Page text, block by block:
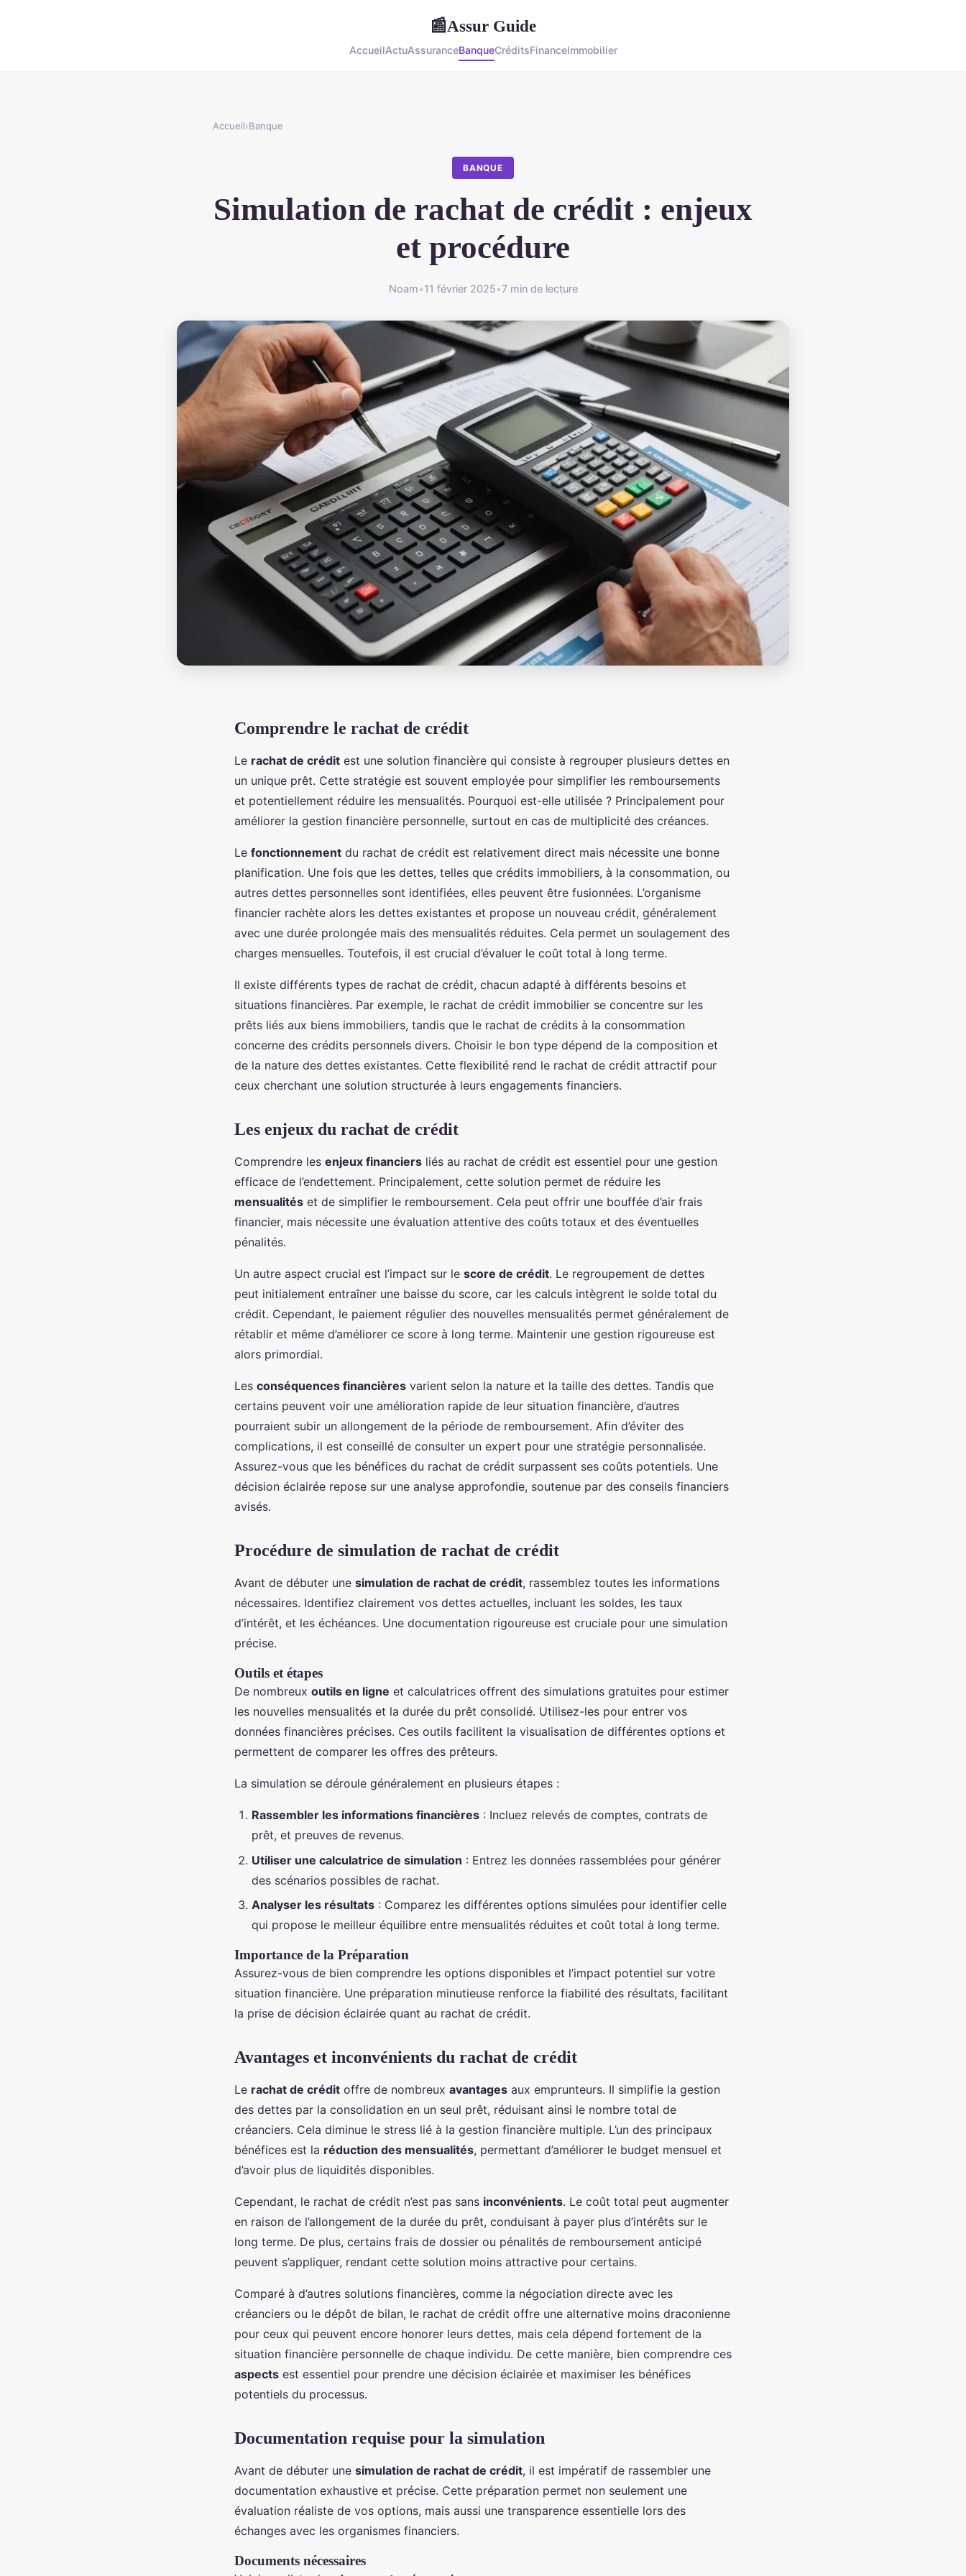
📰Assur Guide
AccueilActuAssuranceBanqueCréditsFinanceImmobilier
Accueil›Banque
BANQUE
Simulation de rachat de crédit : enjeux
et procédure
Noam•11 février 2025•7 min de lecture
Comprendre le rachat de crédit
Le rachat de crédit est une solution financière qui consiste à regrouper plusieurs dettes en
un unique prêt. Cette stratégie est souvent employée pour simplifier les remboursements
et potentiellement réduire les mensualités. Pourquoi est-elle utilisée ? Principalement pour
améliorer la gestion financière personnelle, surtout en cas de multiplicité des créances.
Le fonctionnement du rachat de crédit est relativement direct mais nécessite une bonne
planification. Une fois que les dettes, telles que crédits immobiliers, à la consommation, ou
autres dettes personnelles sont identifiées, elles peuvent être fusionnées. L’organisme
financier rachète alors les dettes existantes et propose un nouveau crédit, généralement
avec une durée prolongée mais des mensualités réduites. Cela permet un soulagement des
charges mensuelles. Toutefois, il est crucial d’évaluer le coût total à long terme.
Il existe différents types de rachat de crédit, chacun adapté à différents besoins et
situations financières. Par exemple, le rachat de crédit immobilier se concentre sur les
prêts liés aux biens immobiliers, tandis que le rachat de crédits à la consommation
concerne des crédits personnels divers. Choisir le bon type dépend de la composition et
de la nature des dettes existantes. Cette flexibilité rend le rachat de crédit attractif pour
ceux cherchant une solution structurée à leurs engagements financiers.
Les enjeux du rachat de crédit
Comprendre les enjeux financiers liés au rachat de crédit est essentiel pour une gestion
efficace de l’endettement. Principalement, cette solution permet de réduire les
mensualités et de simplifier le remboursement. Cela peut offrir une bouffée d’air frais
financier, mais nécessite une évaluation attentive des coûts totaux et des éventuelles
pénalités.
Un autre aspect crucial est l’impact sur le score de crédit. Le regroupement de dettes
peut initialement entraîner une baisse du score, car les calculs intègrent le solde total du
crédit. Cependant, le paiement régulier des nouvelles mensualités permet généralement de
rétablir et même d’améliorer ce score à long terme. Maintenir une gestion rigoureuse est
alors primordial.
Les conséquences financières varient selon la nature et la taille des dettes. Tandis que
certains peuvent voir une amélioration rapide de leur situation financière, d’autres
pourraient subir un allongement de la période de remboursement. Afin d’éviter des
complications, il est conseillé de consulter un expert pour une stratégie personnalisée.
Assurez-vous que les bénéfices du rachat de crédit surpassent ses coûts potentiels. Une
décision éclairée repose sur une analyse approfondie, soutenue par des conseils financiers
avisés.
Procédure de simulation de rachat de crédit
Avant de débuter une simulation de rachat de crédit, rassemblez toutes les informations
nécessaires. Identifiez clairement vos dettes actuelles, incluant les soldes, les taux
d’intérêt, et les échéances. Une documentation rigoureuse est cruciale pour une simulation
précise.
Outils et étapes
De nombreux outils en ligne et calculatrices offrent des simulations gratuites pour estimer
les nouvelles mensualités et la durée du prêt consolidé. Utilisez-les pour entrer vos
données financières précises. Ces outils facilitent la visualisation de différentes options et
permettent de comparer les offres des prêteurs.
La simulation se déroule généralement en plusieurs étapes :
Rassembler les informations financières : Incluez relevés de comptes, contrats de
prêt, et preuves de revenus.
Utiliser une calculatrice de simulation : Entrez les données rassemblées pour générer
des scénarios possibles de rachat.
Analyser les résultats : Comparez les différentes options simulées pour identifier celle
qui propose le meilleur équilibre entre mensualités réduites et coût total à long terme.
Importance de la Préparation
Assurez-vous de bien comprendre les options disponibles et l’impact potentiel sur votre
situation financière. Une préparation minutieuse renforce la fiabilité des résultats, facilitant
la prise de décision éclairée quant au rachat de crédit.
Avantages et inconvénients du rachat de crédit
Le rachat de crédit offre de nombreux avantages aux emprunteurs. Il simplifie la gestion
des dettes par la consolidation en un seul prêt, réduisant ainsi le nombre total de
créanciers. Cela diminue le stress lié à la gestion financière multiple. L’un des principaux
bénéfices est la réduction des mensualités, permettant d’améliorer le budget mensuel et
d’avoir plus de liquidités disponibles.
Cependant, le rachat de crédit n’est pas sans inconvénients. Le coût total peut augmenter
en raison de l’allongement de la durée du prêt, conduisant à payer plus d’intérêts sur le
long terme. De plus, certains frais de dossier ou pénalités de remboursement anticipé
peuvent s’appliquer, rendant cette solution moins attractive pour certains.
Comparé à d’autres solutions financières, comme la négociation directe avec les
créanciers ou le dépôt de bilan, le rachat de crédit offre une alternative moins draconienne
pour ceux qui peuvent encore honorer leurs dettes, mais cela dépend fortement de la
situation financière personnelle de chaque individu. De cette manière, bien comprendre ces
aspects est essentiel pour prendre une décision éclairée et maximiser les bénéfices
potentiels du processus.
Documentation requise pour la simulation
Avant de débuter une simulation de rachat de crédit, il est impératif de rassembler une
documentation exhaustive et précise. Cette préparation permet non seulement une
évaluation réaliste de vos options, mais aussi une transparence essentielle lors des
échanges avec les organismes financiers.
Documents nécessaires